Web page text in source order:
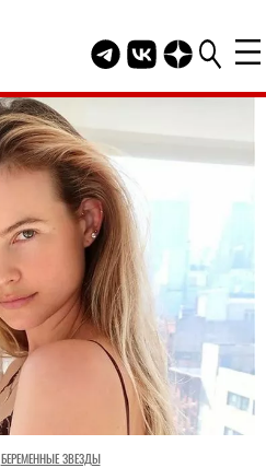
Telegram канал
Группа HELLO
Канал
БЕРЕМЕННЫЕ ЗВЕЗДЫ